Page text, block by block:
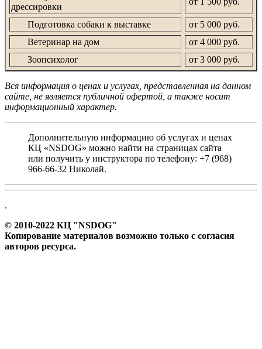
дрессировки
Подготовка собаки к выставке
от 5 000 руб.
Ветеринар на дом
от 4 000 руб.
Зоопсихолог
от 3 000 руб.
Вся информация о ценах и услугах, представленная на данном
сайте, не является публичной офертой, а также носит
информационный характер.
Дополнительную информацию об услугах и ценах
КЦ «NSDOG» можно найти на страницах сайта
или получить у инструктора по телефону: +7 (968)
966-66-32 Николай.
.
© 2010-2022 КЦ "NSDOG"
Копирование материалов возможно только с согласия
авторов ресурса.